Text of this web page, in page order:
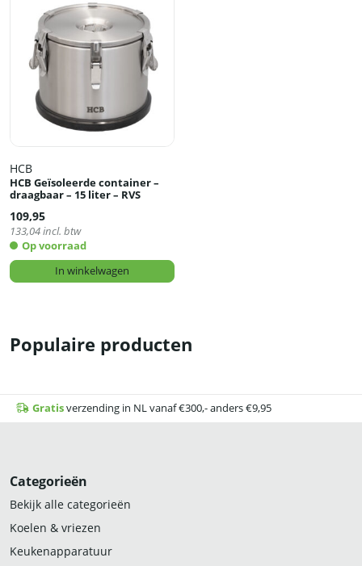
HCB
HCB Geïsoleerde container –
draagbaar – 15 liter – RVS
109,95
133,04incl. btw
Op voorraad
In winkelwagen
Populaire producten
Gratisverzending in NL vanaf €300,- anders €9,95
Categorieën
Bekijk alle categorieën
Koelen & vriezen
Keukenapparatuur